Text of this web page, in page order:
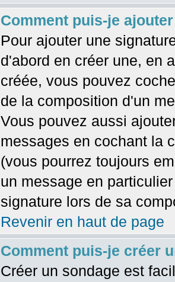
Comment puis-je
Pour ajouter une
d'abord en créer une, en
créée, vous pouvez
de la composition d'un
Vous pouvez aussi
messages en cochant la
(vous pourrez toujours
un message en
signature lors de sa
Revenir en haut de page
Comment puis-je créer
Créer un sondage est